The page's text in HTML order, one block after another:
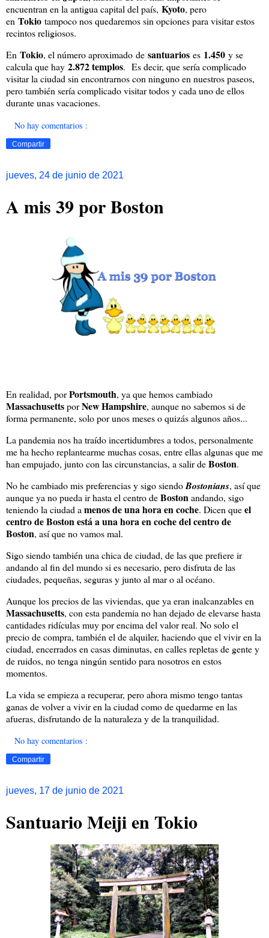
encuentran en la antigua capital del país, Kyoto, pero
en Tokio tampoco nos quedaremos sin opciones para visitar estos
recintos religiosos.
En Tokio, el número aproximado de santuarios es 1.450 y se
calcula que hay 2.872 templos. Es decir, que sería complicado
visitar la ciudad sin encontrarnos con ninguno en nuestros paseos,
pero también sería complicado visitar todos y cada uno de ellos
durante unas vacaciones.
No hay comentarios :
Compartir
jueves, 24 de junio de 2021
A mis 39 por Boston
En realidad, porPortsmouth, ya que hemos cambiado
MassachusettsporNew Hampshire, aunque no sabemos si de
forma permanente, solo por unos meses o quizás algunos años...
La pandemia nos ha traído incertidumbres a todos, personalmente
me ha hecho replantearme muchas cosas, entre ellas algunas que me
han empujado, junto con las circunstancias, a salir deBoston.
No he cambiado mis preferencias y sigo siendoBostonians, así que
aunque ya no pueda ir hasta el centro deBostonandando, sigo
teniendo la ciudad a menos de una hora en coche. Dicen queel
centro de Boston está a una hora en coche del centro de
Boston, así que no vamos mal.
Sigo siendo también una chica de ciudad, de las que prefiere ir
andando al fin del mundo si es necesario, pero disfruta de las
ciudades, pequeñas, seguras y junto al mar o al océano.
Aunque los precios de las viviendas, que ya eran inalcanzables en
Massachusetts, con esta pandemia no han dejado de elevarse hasta
cantidades ridículas muy por encima del valor real. No solo el
precio de compra, también el de alquiler, haciendo que el vivir en la
ciudad, encerrados en casas diminutas, en calles repletas de gente y
de ruidos, no tenga ningún sentido para nosotros en estos
momentos.
La vida se empieza a recuperar, pero ahora mismo tengo tantas
ganas de volver a vivir en la ciudad como de quedarme en las
afueras, disfrutando de la naturaleza y de la tranquilidad.
No hay comentarios :
Compartir
jueves, 17 de junio de 2021
Santuario Meiji en Tokio